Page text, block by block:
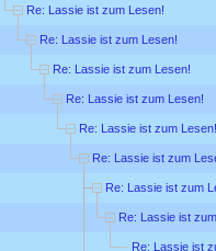
Re: Lassie ist zum Lesen!
Re: Lassie ist zum Lesen!
Re: Lassie ist zum Lesen!
Re: Lassie ist zum Lesen!
Re: Lassie ist zum Lesen!
Re: Lassie ist zum
Re: Lassie ist zum
Re: Lassie ist
Re: Lassie ist